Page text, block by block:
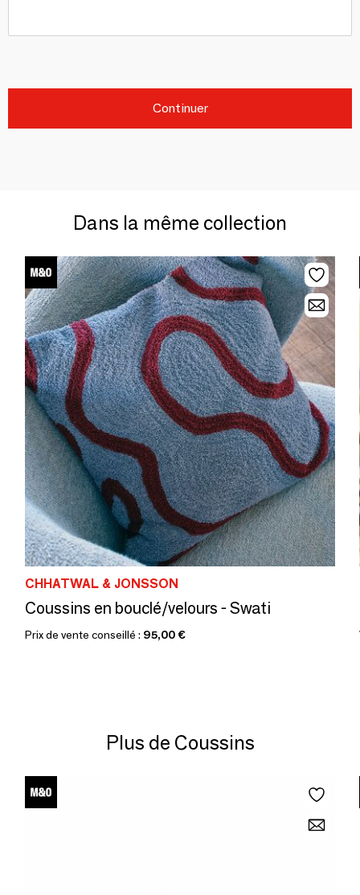
Continuer
Dans la même collection
CHHATWAL & JONSSON
Coussins en bouclé/velours - Swati
Prix de vente conseillé : 95,00 €
Plus de Coussins